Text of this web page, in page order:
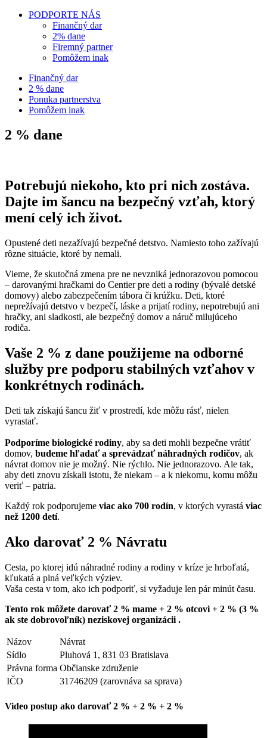
PODPORTE NÁS
Finančný dar
2% dane
Firemný partner
Pomôžem inak
Finančný dar
2 % dane
Ponuka partnerstva
Pomôžem inak
2 % dane
Potrebujú niekoho, kto pri nich zostáva.
Dajte im šancu na bezpečný vzťah, ktorý
mení celý ich život.
Opustené deti nezažívajú bezpečné detstvo. Namiesto toho zažívajú
rôzne situácie, ktoré by nemali.
Vieme, že skutočná zmena pre ne nevzniká jednorazovou pomocou
– darovanými hračkami do Centier pre deti a rodiny (bývalé detské
domovy) alebo zabezpečením tábora či krúžku. Deti, ktoré
neprežívajú detstvo v bezpečí, láske a prijatí rodiny, nepotrebujú ani
hračky, ani sladkosti, ale bezpečný domov a náruč milujúceho
rodiča.
Vaše 2 % z dane použijeme na odborné
služby pre podporu stabilných vzťahov v
konkrétnych rodinách.
Deti tak získajú šancu žiť v prostredí, kde môžu rásť, nielen
vyrastať.
Podporíme biologické rodiny, aby sa deti mohli bezpečne vrátiť
domov, budeme hľadať a sprevádzať náhradných rodičov, ak
návrat domov nie je možný. Nie rýchlo. Nie jednorazovo. Ale tak,
aby deti znovu získali istotu, že niekam – a k niekomu, komu môžu
veriť – patria.
Každý rok podporujeme viac ako 700 rodín, v ktorých vyrastá viac
než 1200 detí.
Ako darovať 2 % Návratu
Cesta, po ktorej idú náhradné rodiny a rodiny v kríze je hrboľatá,
kľukatá a plná veľkých výziev.
Vaša cesta v tom, ako ich podporiť, si vyžaduje len pár minút času.
Tento rok môžete darovať 2 % mame + 2 % otcovi + 2 % (3 %
ak ste dobrovoľník) neziskovej organizácii .
Názov
Návrat
Sídlo
Pluhová 1, 831 03 Bratislava
Právna forma Občianske združenie
IČO
31746209 (zarovnáva sa sprava)
Video postup ako darovať 2 % + 2 % + 2 %